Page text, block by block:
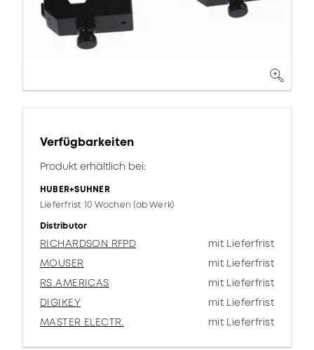
Verfügbarkeiten
Produkt erhältlich bei:
HUBER+SUHNER
Lieferfrist 10 Wochen (ab Werk)
Distributor
RICHARDSON RFPD
mit Lieferfrist
MOUSER
mit Lieferfrist
RS AMERICAS
mit Lieferfrist
DIGIKEY
mit Lieferfrist
MASTER ELECTR.
mit Lieferfrist